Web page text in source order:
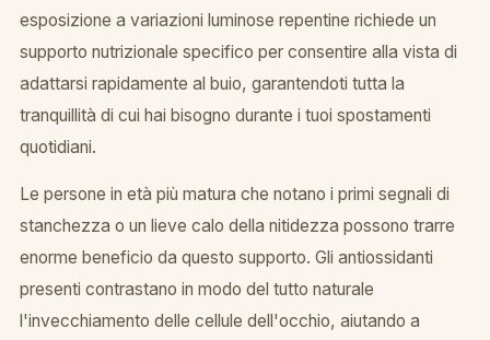
esposizione a variazioni luminose repentine richiede un
supporto nutrizionale specifico per consentire alla vista di
adattarsi rapidamente al buio, garantendoti tutta la
tranquillità di cui hai bisogno durante i tuoi spostamenti
quotidiani.
Le persone in età più matura che notano i primi segnali di
stanchezza o un lieve calo della nitidezza possono trarre
enorme beneficio da questo supporto. Gli antiossidanti
presenti contrastano in modo del tutto naturale
l'invecchiamento delle cellule dell'occhio, aiutando a